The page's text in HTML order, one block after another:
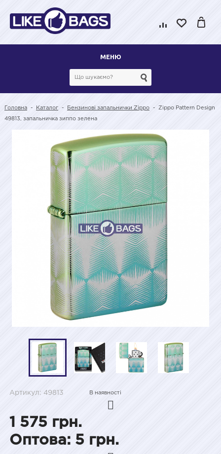
МЕНЮ
Головна - Каталог - Бензинові запальнички Zippo - Zippo Pattern Design
49813, запальничка зиппо зелена
Артикул: 49813 В наявності
1 575 грн.
Оптова: 5 грн.